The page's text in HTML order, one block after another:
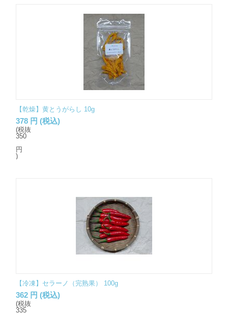
【乾燥】黄とうがらし 10g
378 円 (税込)
(税抜
350
円
)
【冷凍】セラーノ（完熟果） 100g
362 円 (税込)
(税抜
335